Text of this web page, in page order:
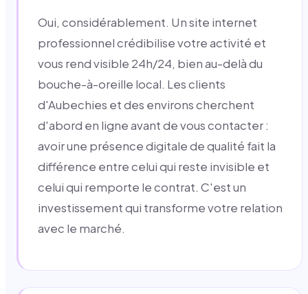
Oui, considérablement. Un site internet
professionnel crédibilise votre activité et
vous rend visible 24h/24, bien au-delà du
bouche-à-oreille local. Les clients
d'Aubechies et des environs cherchent
d'abord en ligne avant de vous contacter :
avoir une présence digitale de qualité fait la
différence entre celui qui reste invisible et
celui qui remporte le contrat. C'est un
investissement qui transforme votre relation
avec le marché.